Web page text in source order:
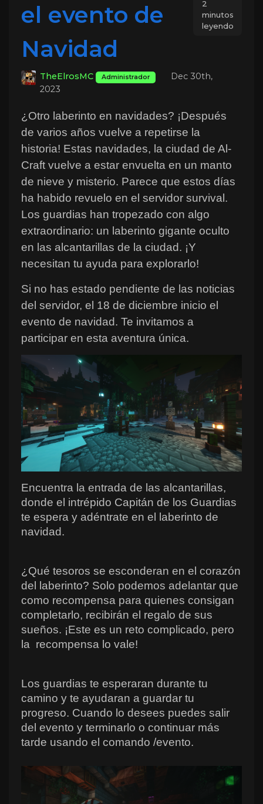
el evento de
Navidad
2
minutos
leyendo
TheElrosMC Administrador
Dec 30th,
2023
¿Otro laberinto en navidades? ¡Después
de varios años vuelve a repetirse la
historia! Estas navidades, la ciudad de Al-
Craft vuelve a estar envuelta en un manto
de nieve y misterio. Parece que estos días
ha habido revuelo en el servidor survival.
Los guardias han tropezado con algo
extraordinario: un laberinto gigante oculto
en las alcantarillas de la ciudad. ¡Y
necesitan tu ayuda para explorarlo!
Si no has estado pendiente de las noticias
del servidor, el 18 de diciembre inicio el
evento de navidad. Te invitamos a
participar en esta aventura única.
Encuentra la entrada de las alcantarillas,
donde el intrépido Capitán de los Guardias
te espera y adéntrate en el laberinto de
navidad.
¿Qué tesoros se esconderan en el corazón
del laberinto? Solo podemos adelantar que
como recompensa para quienes consigan
completarlo, recibirán el regalo de sus
sueños. ¡Este es un reto complicado, pero
la  recompensa lo vale!
Los guardias te esperaran durante tu
camino y te ayudaran a guardar tu
progreso. Cuando lo desees puedes salir
del evento y terminarlo o continuar más
tarde usando el comando /evento.